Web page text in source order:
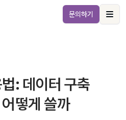
문의하기
: 데이터 구축
떻게 쓸까